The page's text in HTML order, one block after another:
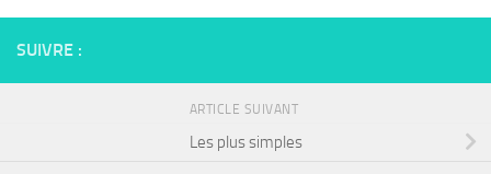
SUIVRE :
ARTICLE SUIVANT
Les plus simples